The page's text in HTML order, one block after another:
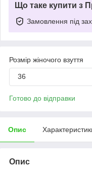
Що таке купити з
Замовлення під
Розмір жіночого взуття
36
Готово до відправки
Опис
Опис